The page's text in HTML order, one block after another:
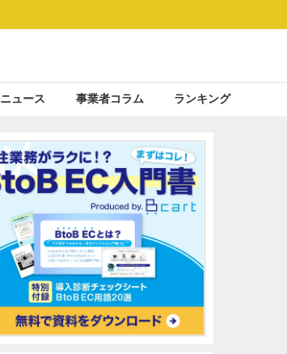
ニュース 事業者コラム ランキング